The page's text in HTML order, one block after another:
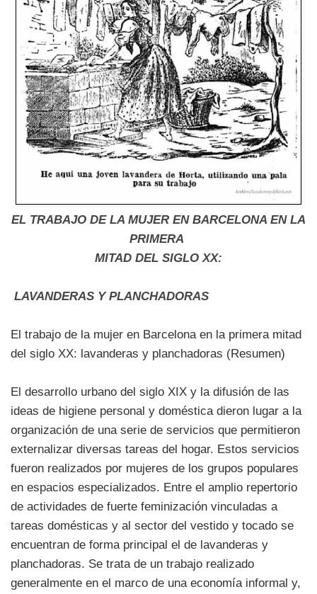
EL TRABAJO DE LA MUJER EN BARCELONA EN LA
PRIMERA
MITAD DEL SIGLO XX:
LAVANDERAS Y PLANCHADORAS
El trabajo de la mujer en Barcelona en la primera mitad
del siglo XX: lavanderas y planchadoras (Resumen)
El desarrollo urbano del siglo XIX y la difusión de las
ideas de higiene personal y doméstica dieron lugar a la
organización de una serie de servicios que permitieron
externalizar diversas tareas del hogar. Estos servicios
fueron realizados por mujeres de los grupos populares
en espacios especializados. Entre el amplio repertorio
de actividades de fuerte feminización vinculadas a
tareas domésticas y al sector del vestido y tocado se
encuentran de forma principal el de lavanderas y
planchadoras. Se trata de un trabajo realizado
generalmente en el marco de una economía informal y,